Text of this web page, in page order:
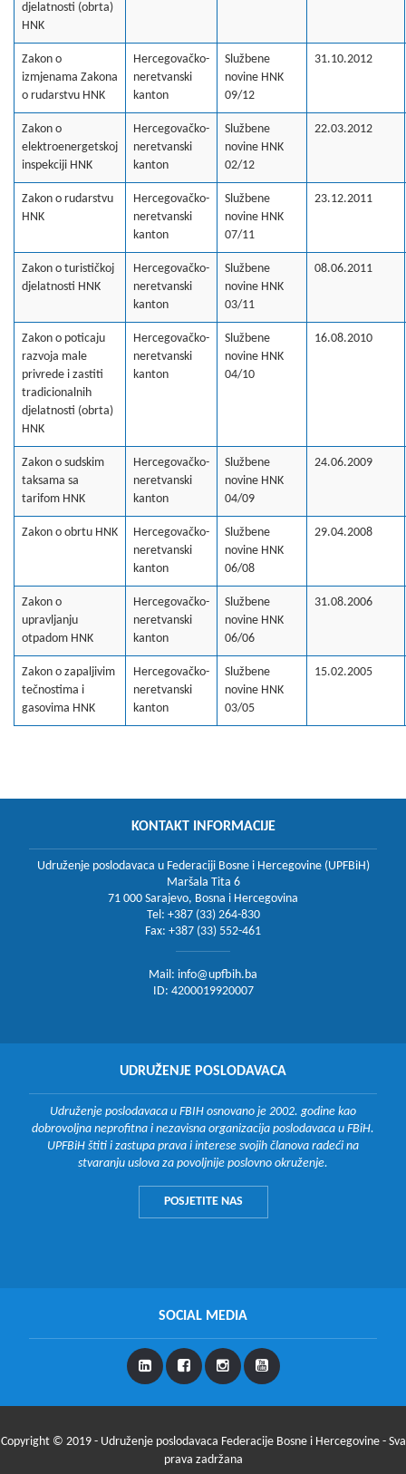
djelatnosti (obrta)
HNK
Zakon o
izmjenama Zakona
o rudarstvu HNK
Hercegovačko-
neretvanski
kanton
Službene
novine HNK
09/12
31.10.2012
Zakon o
elektroenergetskoj
inspekciji HNK
Hercegovačko-
neretvanski
kanton
Službene
novine HNK
02/12
22.03.2012
Zakon o rudarstvu
HNK
Hercegovačko-
neretvanski
kanton
Službene
novine HNK
07/11
23.12.2011
Zakon o turističkoj
djelatnosti HNK
Hercegovačko-
neretvanski
kanton
Službene
novine HNK
03/11
08.06.2011
Zakon o poticaju
razvoja male
privrede i zastiti
tradicionalnih
djelatnosti (obrta)
HNK
Hercegovačko-
neretvanski
kanton
Službene
novine HNK
04/10
16.08.2010
Zakon o sudskim
taksama sa
tarifom HNK
Hercegovačko-
neretvanski
kanton
Službene
novine HNK
04/09
24.06.2009
Zakon o obrtu HNK
Hercegovačko-
neretvanski
kanton
Službene
novine HNK
06/08
29.04.2008
Zakon o
upravljanju
otpadom HNK
Hercegovačko-
neretvanski
kanton
Službene
novine HNK
06/06
31.08.2006
Zakon o zapaljivim
tečnostima i
gasovima HNK
Hercegovačko-
neretvanski
kanton
Službene
novine HNK
03/05
15.02.2005
KONTAKT INFORMACIJE
Udruženje poslodavaca u Federaciji Bosne i Hercegovine (UPFBiH)
Maršala Tita 6
71 000 Sarajevo, Bosna i Hercegovina
Tel: +387 (33) 264-830
Fax: +387 (33) 552-461
Mail: info@upfbih.ba
ID: 4200019920007
UDRUŽENJE POSLODAVACA
Udruženje poslodavaca u FBIH osnovano je 2002. godine kao
dobrovoljna neprofitna i nezavisna organizacija poslodavaca u FBiH.
UPFBiH štiti i zastupa prava i interese svojih članova radeći na
stvaranju uslova za povoljnije poslovno okruženje.
POSJETITE NAS
SOCIAL MEDIA
Copyright © 2019 - Udruženje poslodavaca Federacije Bosne i Hercegovine - Sva
prava zadržana